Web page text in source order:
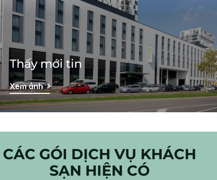
Thấy mới tin
Xem ảnh
CÁC GÓI DỊCH VỤ KHÁCH
SẠN HIỆN CÓ